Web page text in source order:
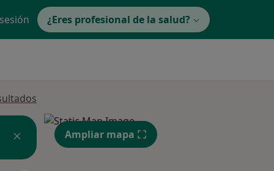
¿Eres profesional de la salud?
Ampliar mapa